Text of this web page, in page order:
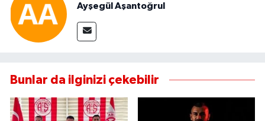
Ayşegül Aşantoğrul
Bunlar da ilginizi çekebilir